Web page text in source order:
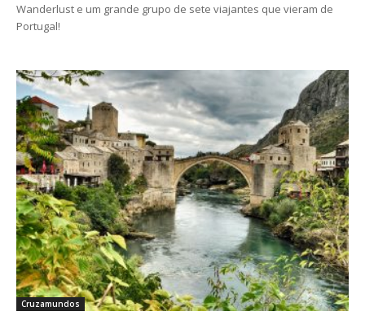
Wanderlust e um grande grupo de sete viajantes que vieram de
Portugal!
Cruzamundos